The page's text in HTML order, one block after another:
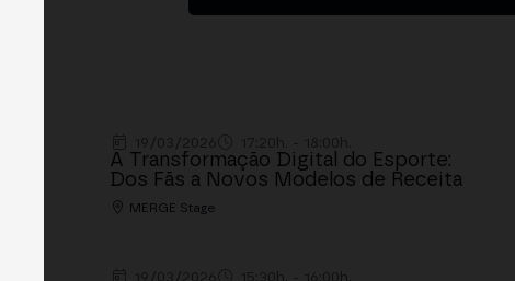
A Transformação Digital do Esporte:
Dos Fãs a Novos Modelos de Receita
MERGE Stage